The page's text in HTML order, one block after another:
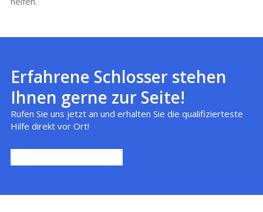
Erfahrene Schlosser stehen
Ihnen gerne zur Seite!
Rufen Sie uns jetzt an und erhalten Sie die qualifizierteste
Hilfe direkt vor Ort!